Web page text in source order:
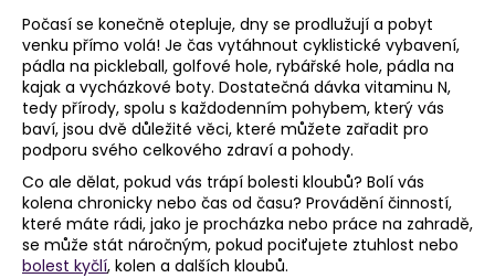
Počasí se konečně otepluje, dny se prodlužují a pobyt
venku přímo volá! Je čas vytáhnout cyklistické vybavení,
pádla na pickleball, golfové hole, rybářské hole, pádla na
kajak a vycházkové boty. Dostatečná dávka vitaminu N,
tedy přírody, spolu s každodenním pohybem, který vás
baví, jsou dvě důležité věci, které můžete zařadit pro
podporu svého celkového zdraví a pohody.
Co ale dělat, pokud vás trápí bolesti kloubů? Bolí vás
kolena chronicky nebo čas od času? Provádění činností,
které máte rádi, jako je procházka nebo práce na zahradě,
se může stát náročným, pokud pociťujete ztuhlost nebo
bolest kyčlí, kolen a dalších kloubů.
j
í
t
?
HLEDAT